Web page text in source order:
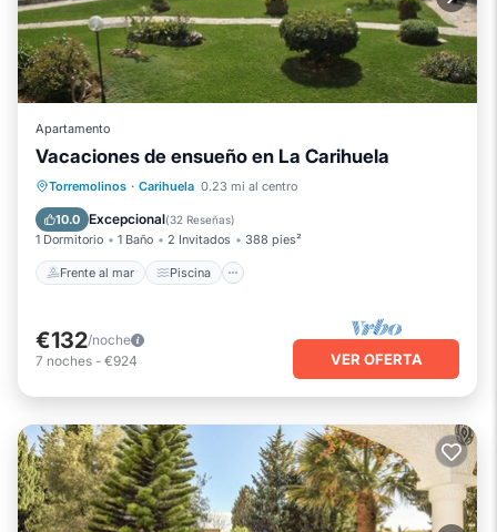
Apartamento
Vacaciones de ensueño en La Carihuela
Torremolinos · Carihuela 0.23 mi al centro
10.0 Excepcional(32 Reseñas)
1 Dormitorio 1 Baño 2 Invitados 388 pies²
Frente al mar Piscina
Frente al mar Piscina
Balcón/Terraza
€132/noche
7 noches - €924 VER OFERTA